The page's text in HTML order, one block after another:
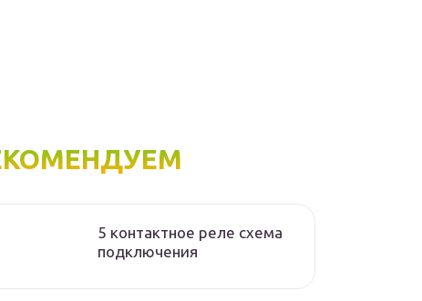
5 контактное реле схема
подключения